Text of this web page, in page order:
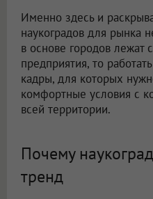
Именно здесь и
наукоградов для рынка
в основе городов лежат
предприятия, то
кадры, для которых
комфортные условия с
всей территории.
Почему
тренд